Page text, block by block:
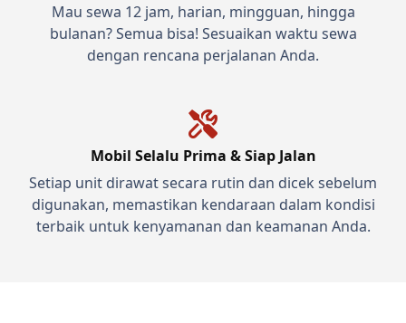
Mau sewa 12 jam, harian, mingguan, hingga
bulanan? Semua bisa! Sesuaikan waktu sewa
dengan rencana perjalanan Anda.
Mobil Selalu Prima & Siap Jalan
Setiap unit dirawat secara rutin dan dicek sebelum
digunakan, memastikan kendaraan dalam kondisi
terbaik untuk kenyamanan dan keamanan Anda.